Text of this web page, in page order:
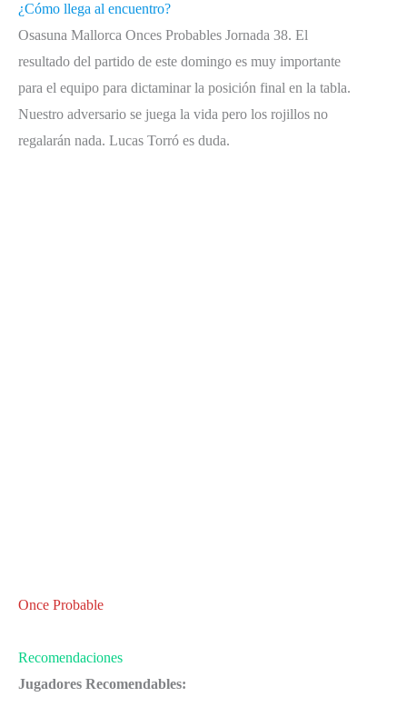
¿Cómo llega al encuentro?
Osasuna Mallorca Onces Probables Jornada 38. El
resultado del partido de este domingo es muy importante
para el equipo para dictaminar la posición final en la tabla.
Nuestro adversario se juega la vida pero los rojillos no
regalarán nada. Lucas Torró es duda.
Once Probable
Recomendaciones
Jugadores Recomendables: